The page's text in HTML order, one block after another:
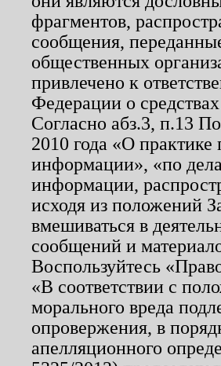
фрагментов,
сообщения,
общественных
привлечено к
Федерации о
Согласно абз.3, п.13
2010 года «О
информации», «по
информации,
исходя из положений
вмешиваться в
сообщений и
Воспользуйтесь
«В соответствии с
морального вреда
опровержения, в
апелляционного